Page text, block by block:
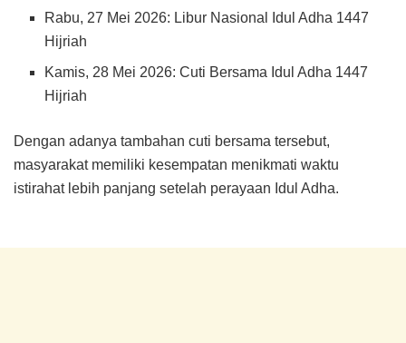
Rabu, 27 Mei 2026: Libur Nasional Idul Adha 1447
Hijriah
Kamis, 28 Mei 2026: Cuti Bersama Idul Adha 1447
Hijriah
Dengan adanya tambahan cuti bersama tersebut,
masyarakat memiliki kesempatan menikmati waktu
istirahat lebih panjang setelah perayaan Idul Adha.